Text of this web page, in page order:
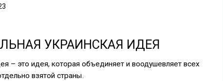
УКРАИНСКАЯ ИДЕЯ
– это идея, которая объединяет и воодушевляет всех
взятой страны.